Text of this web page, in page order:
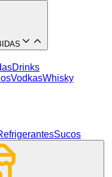
Drinks
VodkasWhisky
Sucos